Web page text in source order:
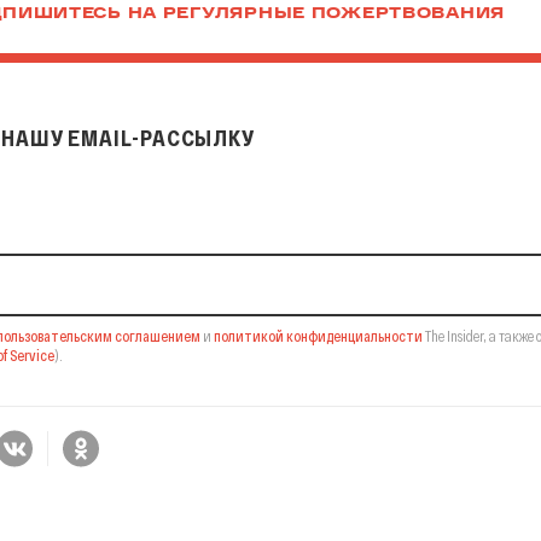
НА РЕГУЛЯРНЫЕ ПОЖЕРТВОВАНИЯ
EMAIL-РАССЫЛКУ
соглашением и политикой конфиденциальности The Insider, а также
Service).